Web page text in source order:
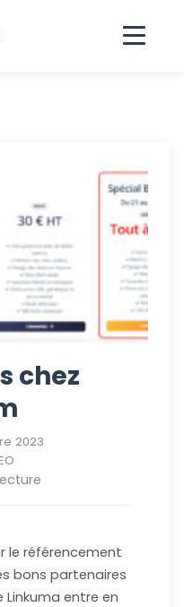
chez
2023
le référencement
bons partenaires
Linkuma entre en